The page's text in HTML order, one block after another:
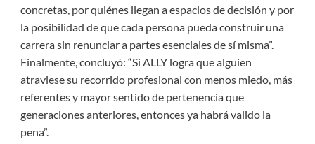
concretas, por quiénes llegan a espacios de decisión y por
la posibilidad de que cada persona pueda construir una
carrera sin renunciar a partes esenciales de sí misma”.
Finalmente, concluyó: “Si ALLY logra que alguien
atraviese su recorrido profesional con menos miedo, más
referentes y mayor sentido de pertenencia que
generaciones anteriores, entonces ya habrá valido la
pena”.